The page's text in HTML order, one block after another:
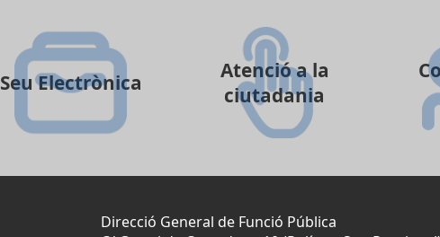
Seu Electrònica
Atenció a la
ciutadania
Direcció General de Funció Pública